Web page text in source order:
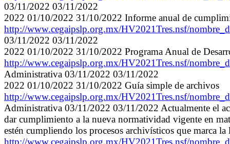
03/11/2022 03/11/2022
2022 01/10/2022 31/10/2022 Informe anual de
http://www.cegaipslp.org.mx/HV2021Tres.nsf/
03/11/2022 03/11/2022
2022 01/10/2022 31/10/2022 Programa Anual de
http://www.cegaipslp.org.mx/HV2021Tres.nsf/
Administrativa 03/11/2022 03/11/2022
2022 01/10/2022 31/10/2022 Guía simple de archivos
http://www.cegaipslp.org.mx/HV2021Tres.nsf/
Administrativa 03/11/2022 03/11/2022 Actualmente el
dar cumplimiento a la nueva normatividad vigente en
estén cumpliendo los procesos archivísticos que marca
http://www.cegaipslp.org.mx/HV2021Tres.nsf/